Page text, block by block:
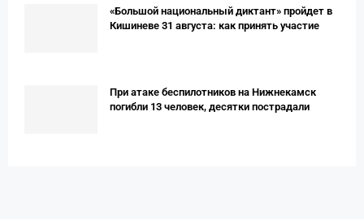
«Большой национальный диктант» пройдет в
Кишиневе 31 августа: как принять участие
При атаке беспилотников на Нижнекамск
погибли 13 человек, десятки пострадали